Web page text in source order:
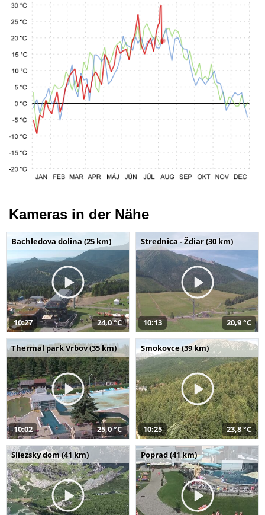
Kameras in der Nähe
Bachledova dolina (25 km)
10:27 24,0 °C
Strednica - Ždiar (30 km)
10:13 20,9 °C
Thermal park Vrbov (35 km)
10:02 25,0 °C
Smokovce (39 km)
10:25 23,8 °C
Sliezsky dom (41 km) Poprad (41 km)